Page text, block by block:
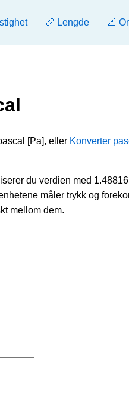
📏 Lengde 📐
[Pa], eller Konverter
du verdien med
måler trykk og
mellom dem.